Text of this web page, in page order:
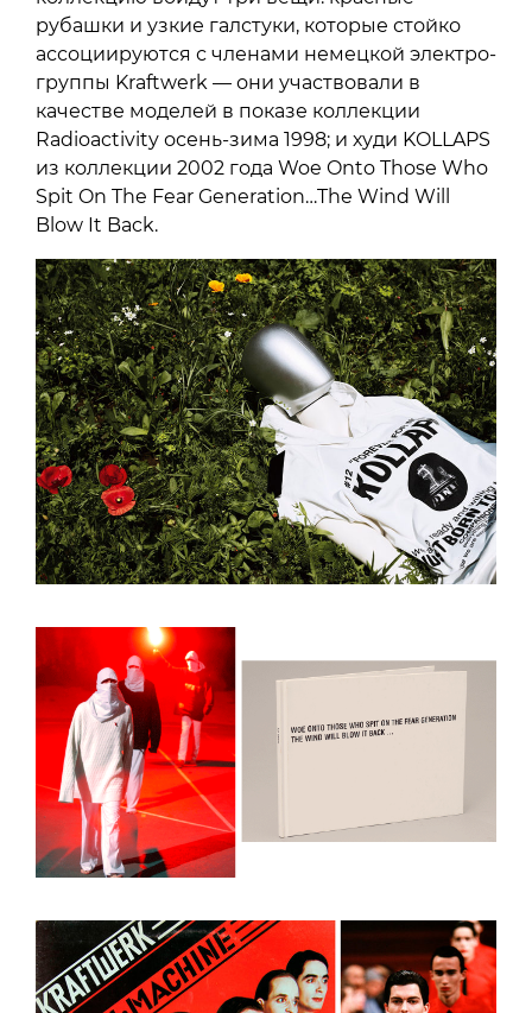
рубашки и узкие галстуки, которые стойко
ассоциируются с членами немецкой электро-
группы Kraftwerk — они участвовали в
качестве моделей в показе коллекции
Radioactivity осень-зима 1998; и худи KOLLAPS
из коллекции 2002 года Woe Onto Those Who
Spit On The Fear Generation…The Wind Will
Blow It Back.